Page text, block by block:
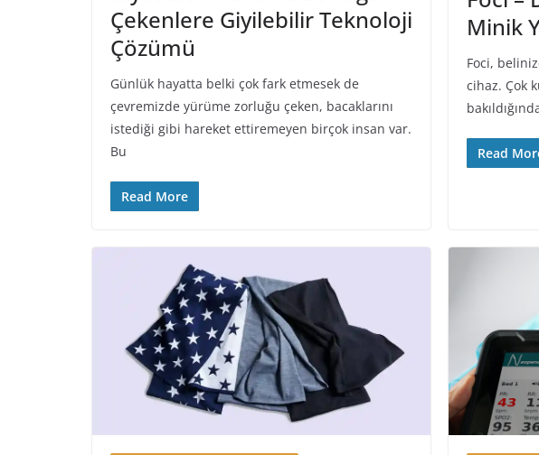
Çekenlere Giyilebilir Teknoloji
Çözümü
Günlük hayatta belki çok fark etmesek de
çevremizde yürüme zorluğu çeken, bacaklarını
istediği gibi hareket ettiremeyen birçok insan var.
Bu
Read More
Minik
Foci,
cihaz. Çok
Read